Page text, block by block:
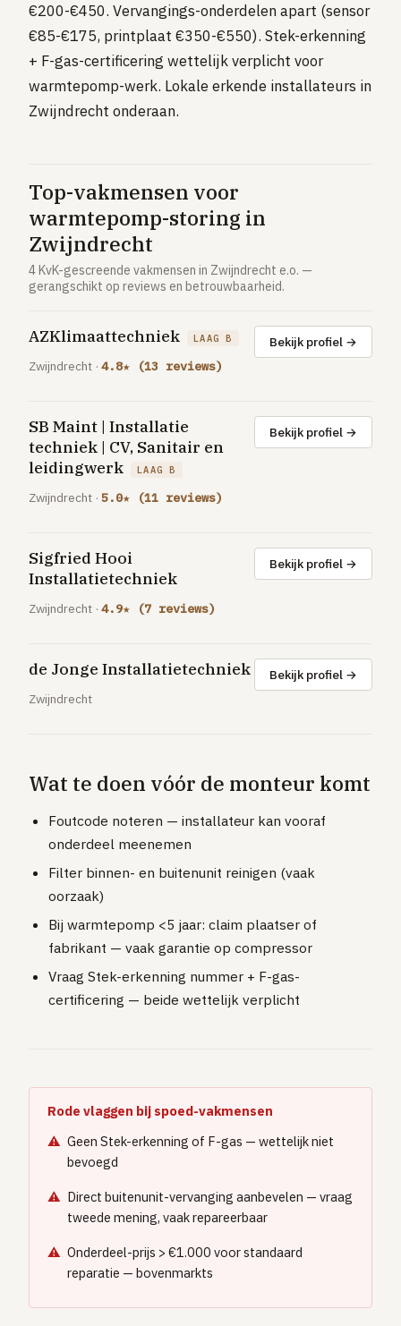
Tuin aanleg of renovatie
VERWARMING & KLIMAAT
CV-ketel vervangen
Warmtepomp plaatsen
Thermostaat installeren
Zonnepanelen installeren
Spouwmuur isoleren
Elektra uitbreiden
Volledig overzicht — alle 23 klussen & prijsranges →
23 klussen · publieke ranking
Tools
Eerlijke-prijs-checker
Over ons
Word vakman
€200-€450. Vervangings-onderdelen apart (sensor
€85-€175, printplaat €350-€550). Stek-erkenning
+ F-gas-certificering wettelijk verplicht voor
warmtepomp-werk. Lokale erkende installateurs in
Zwijndrecht onderaan.
Top-vakmensen voor
warmtepomp-storing in
Zwijndrecht
4 KvK-gescreende vakmensen in Zwijndrecht e.o. —
gerangschikt op reviews en betrouwbaarheid.
AZKlimaattechniek LAAG B
Zwijndrecht · 4.8★ (13 reviews)
Bekijk profiel →
SB Maint | Installatie
techniek | CV, Sanitair en
leidingwerk
LAAG B
Zwijndrecht · 5.0★ (11 reviews)
Bekijk profiel →
Sigfried Hooi
Installatietechniek
Zwijndrecht · 4.9★ (7 reviews)
Bekijk profiel →
de Jonge Installatietechniek
Zwijndrecht
Bekijk profiel →
Wat te doen vóór de monteur komt
Foutcode noteren — installateur kan vooraf
onderdeel meenemen
Filter binnen- en buitenunit reinigen (vaak
oorzaak)
Bij warmtepomp <5 jaar: claim plaatser of
fabrikant — vaak garantie op compressor
Vraag Stek-erkenning nummer + F-gas-
certificering — beide wettelijk verplicht
Rode vlaggen bij spoed-vakmensen
Geen Stek-erkenning of F-gas — wettelijk niet
bevoegd
Direct buitenunit-vervanging aanbevelen — vraag
tweede mening, vaak repareerbaar
Onderdeel-prijs > €1.000 voor standaard
reparatie — bovenmarkts